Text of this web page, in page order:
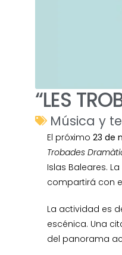
“LES
Música y
El próximo 23 de
Trobades
Islas Baleares.
compartirá con
La actividad es
escénica. Una
del panorama